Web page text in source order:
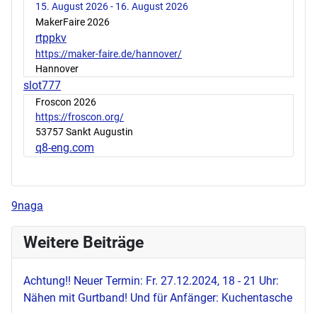
15. August 2026 - 16. August 2026
MakerFaire 2026
rtppkv
https://maker-faire.de/hannover/
Hannover
slot777
Froscon 2026
https://froscon.org/
53757 Sankt Augustin
q8-eng.com
9naga
Weitere Beiträge
Achtung!! Neuer Termin: Fr. 27.12.2024, 18 - 21 Uhr:
Nähen mit Gurtband! Und für Anfänger: Kuchentasche